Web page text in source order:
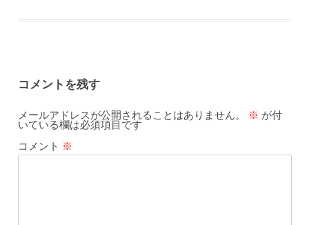
コメントを残す
メールアドレスが公開されることはありません。 ※ が付
いている欄は必須項目です
コメント ※